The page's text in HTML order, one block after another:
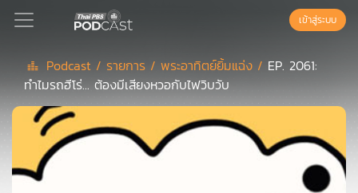
Podcast
ย์
ลิ
เข้าสู่ระบบ
Podcast / รายการ /พระอาทิตย์ยิ้มแฉ่ง / EP. 2061:
ทำไมรถฮีโร่... ต้องมีเสียงหวอกับไฟวิบวับ